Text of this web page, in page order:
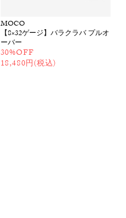
MOCO
【8×32ゲージ】バラクラバ プルオ
ーバー
30%OFF
18,480円(税込)